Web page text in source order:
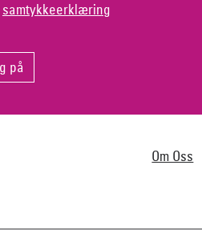
samtykkeerklæring
Om Oss